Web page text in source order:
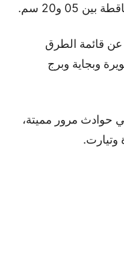
05 و20 سم.
عن قائمة الطرق
وبجاية وبرج
حوادث مرور مميتة،